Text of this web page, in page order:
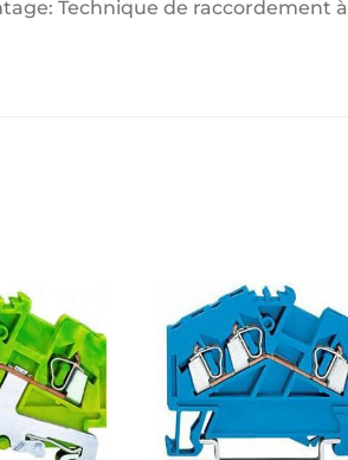
Technique de raccordement à